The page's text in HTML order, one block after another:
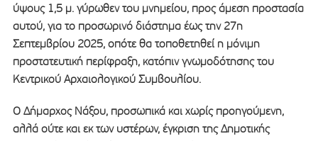
ύψους 1,5 μ. γύρωθεν του μνημείου, προς άμεση προστασία
αυτού, για το προσωρινό διάστημα έως την 27η
Σεπτεμβρίου 2025, οπότε θα τοποθετηθεί η μόνιμη
προστατευτική περίφραξη, κατόπιν γνωμοδότησης του
Κεντρικού Αρχαιολογικού Συμβουλίου.
Ο Δήμαρχος Νάξου, προσωπικά και χωρίς προηγούμενη,
αλλά ούτε και εκ των υστέρων, έγκριση της Δημοτικής